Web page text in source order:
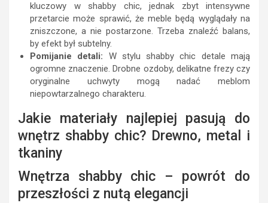
kluczowy w shabby chic, jednak zbyt intensywne
przetarcie może sprawić, że meble będą wyglądały na
zniszczone, a nie postarzone. Trzeba znaleźć balans,
by efekt był subtelny.
Pomijanie detali: W stylu shabby chic detale mają
ogromne znaczenie. Drobne ozdoby, delikatne frezy czy
oryginalne uchwyty mogą nadać meblom
niepowtarzalnego charakteru.
Jakie materiały najlepiej pasują do
wnętrz shabby chic? Drewno, metal i
tkaniny
Wnętrza shabby chic – powrót do
przeszłości z nutą elegancji